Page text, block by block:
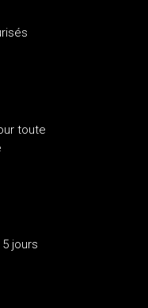
toute
jours